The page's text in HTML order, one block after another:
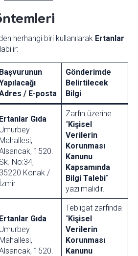
herhangi biri kullanılarak Ertanlar
Başvurunun
/ E-posta
Gönderimde
Belirtilecek
Bilgi
Ertanlar Gıda
Umurbey
Mahallesi,
1520.
Sk. No:34,
35220 Konak /
İzmir
Zarfın üzerine
“Kişisel
Verilerin
Korunması
Kanunu
Kapsamında
Bilgi Talebi”
yazılmalıdır.
Ertanlar Gıda
Umurbey
Mahallesi,
1520.
Tebligat zarfında
“Kişisel
Verilerin
Korunması
Kanunu